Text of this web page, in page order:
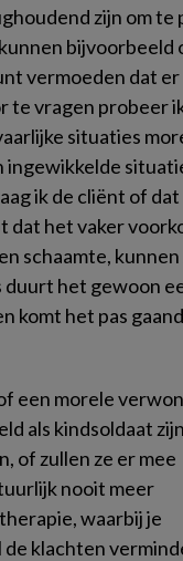
zijn om te
bijvoorbeeld
vermoeden dat er
te vragen probeer
situaties
ingewikkelde
ik de cliënt of dat
dat het vaker
schaamte, kunnen
duurt het gewoon
komt het pas
een morele
als kindsoldaat zijn
of zullen ze er mee
nooit meer
waarbij je
de klachten